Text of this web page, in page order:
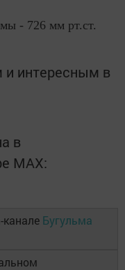
- 726 мм рт.ст.
интересным в
в
MАХ:
Бугульма